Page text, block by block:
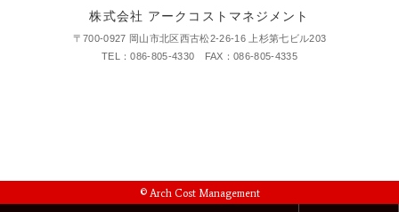
株式会社 アークコストマネジメント
〒700-0927 岡山市北区西古松2-26-16 上杉第七ビル203
TEL：086-805-4330 FAX：086-805-4335
© Arch Cost Management